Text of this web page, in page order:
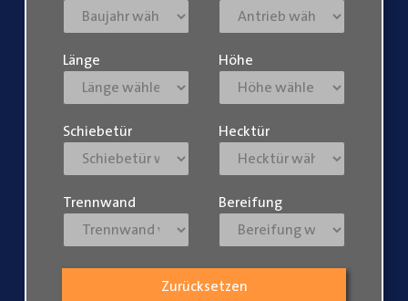
Länge Höhe
Schiebetür Hecktür
Trennwand Bereifung
Zurücksetzen